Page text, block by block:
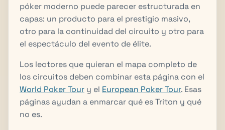
póker moderno puede parecer estructurada en
capas: un producto para el prestigio masivo,
otro para la continuidad del circuito y otro para
el espectáculo del evento de élite.
Los lectores que quieran el mapa completo de
los circuitos deben combinar esta página con el
World Poker Tour y el European Poker Tour. Esas
páginas ayudan a enmarcar qué es Triton y qué
no es.